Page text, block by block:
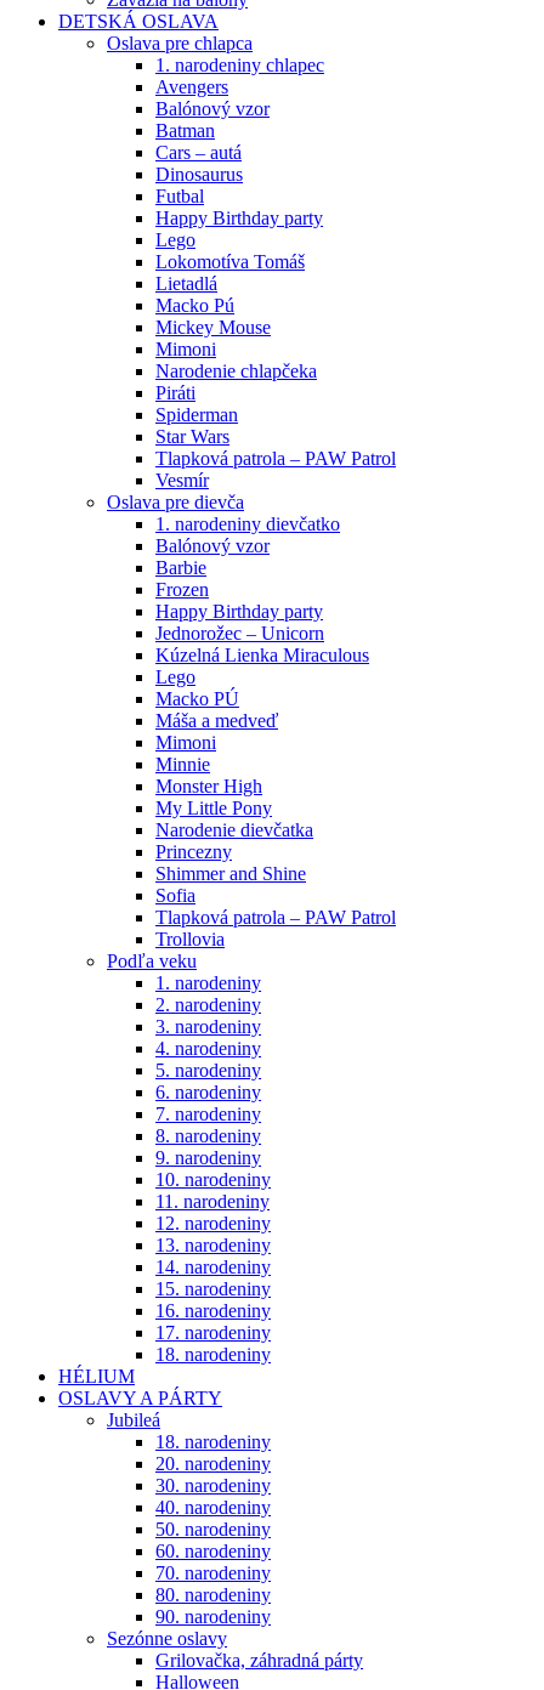
DETSKÁ OSLAVA
Oslava pre chlapca
1. narodeniny chlapec
Avengers
Balónový vzor
Batman
Cars – autá
Dinosaurus
Futbal
Happy Birthday party
Lego
Lokomotíva Tomáš
Lietadlá
Macko Pú
Mickey Mouse
Mimoni
Narodenie chlapčeka
Piráti
Spiderman
Star Wars
Tlapková patrola – PAW Patrol
Vesmír
Oslava pre dievča
1. narodeniny dievčatko
Balónový vzor
Barbie
Frozen
Happy Birthday party
Jednorožec – Unicorn
Kúzelná Lienka Miraculous
Lego
Macko PÚ
Máša a medveď
Mimoni
Minnie
Monster High
My Little Pony
Narodenie dievčatka
Princezny
Shimmer and Shine
Sofia
Tlapková patrola – PAW Patrol
Trollovia
Podľa veku
1. narodeniny
2. narodeniny
3. narodeniny
4. narodeniny
5. narodeniny
6. narodeniny
7. narodeniny
8. narodeniny
9. narodeniny
10. narodeniny
11. narodeniny
12. narodeniny
13. narodeniny
14. narodeniny
15. narodeniny
16. narodeniny
17. narodeniny
18. narodeniny
HÉLIUM
OSLAVY A PÁRTY
Jubileá
18. narodeniny
20. narodeniny
30. narodeniny
40. narodeniny
50. narodeniny
60. narodeniny
70. narodeniny
80. narodeniny
90. narodeniny
Sezónne oslavy
Grilovačka, záhradná párty
Halloween